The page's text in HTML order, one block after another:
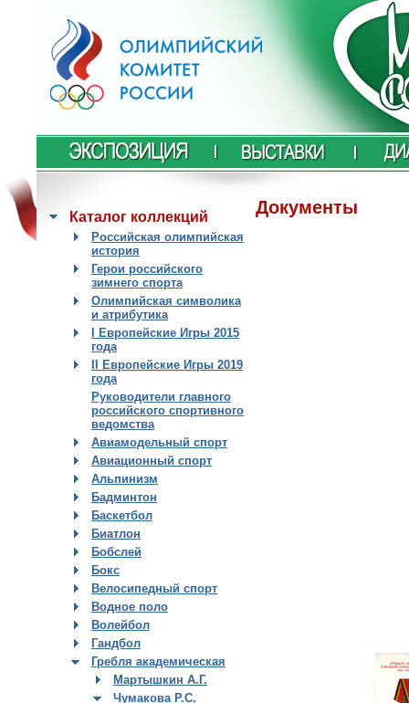
Каталог коллекций
Российская олимпийская
история
Герои российского
зимнего спорта
Олимпийская символика
и атрибутика
I Европейские Игры 2015
года
II Европейские Игры 2019
года
Руководители главного
российского спортивного
ведомства
Авиамодельный спорт
Авиационный спорт
Альпинизм
Бадминтон
Баскетбол
Биатлон
Бобслей
Бокс
Велосипедный спорт
Водное поло
Волейбол
Гандбол
Гребля академическая
Мартышкин А.Г.
Чумакова Р.С.
Документы